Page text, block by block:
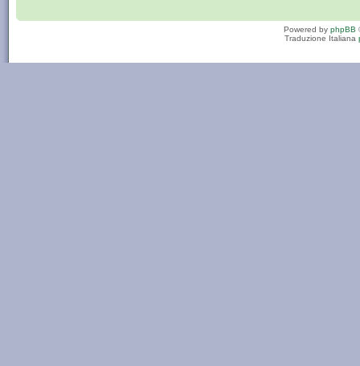
Powered by phpBB
Traduzione Italiana